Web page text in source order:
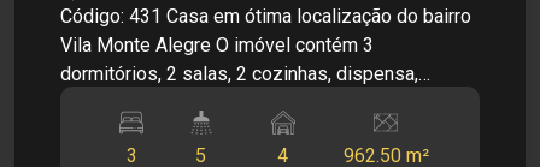
Código: 431 Casa em ótima localização do bairro
Vila Monte Alegre O imóvel contém 3
dormitórios, 2 salas, 2 cozinhas, dispensa,
com piscina, churrasqueira e 2 banheiros
masculino e feminino, quarto de despejo e
3 5 4 962.50 m²